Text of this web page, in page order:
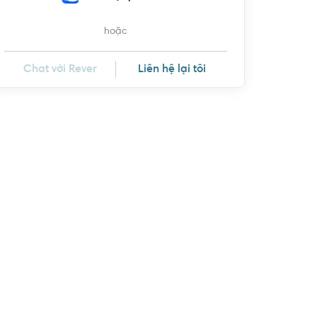
hoặc
Chat với Rever Liên hệ lại tôi